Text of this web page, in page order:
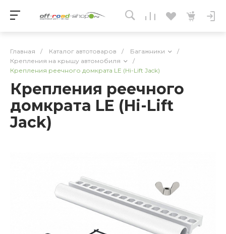
Главная / Каталог автотоваров / Багажники
/
Крепления на крышу автомобиля
/
Крепления реечного домкрата LE (Hi-Lift Jack)
Крепления реечного
домкрата LE (Hi-Lift
Jack)